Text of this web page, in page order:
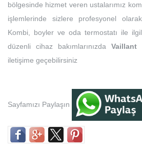
bölgesinde hizmet veren ustalarımız
işlemlerinde sizlere profesyonel
Kombi, boyler ve oda termostatı ile
düzenli cihaz bakımlarınızda
iletişime geçebilirsiniz
Sayfamızı Paylaşın